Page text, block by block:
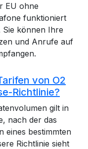
EU ohne
funktioniert
Sie können Ihre
und Anrufe auf
von O2
Richtlinie?
gilt in
nach der das
eines bestimmten
Richtlinie sieht